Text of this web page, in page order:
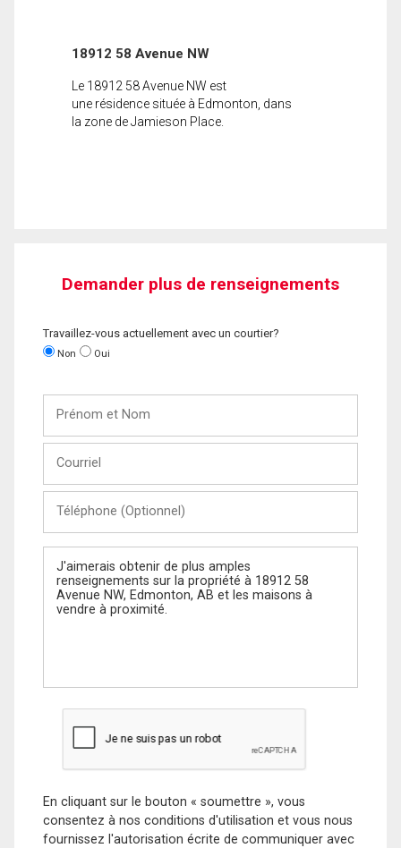
18912 58 Avenue NW
Le 18912 58 Avenue NW est
une résidence située à Edmonton, dans
la zone de Jamieson Place.
Demander plus de renseignements
Travaillez-vous actuellement avec un courtier?
Non Oui
Nom
(Optionnel)
Message
En cliquant sur le bouton « soumettre », vous
consentez à nos conditions d'utilisation et vous nous
fournissez l'autorisation écrite de communiquer avec